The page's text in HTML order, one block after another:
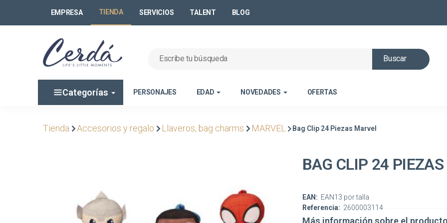
EMPRESA TIENDA SERVICIOS TALENT BLOG
Buscar
Categorías PERSONAJES EDAD NOVEDADES OFERTAS
Tienda Accesorios y regalo Llaveros, bag charms MARVEL Bag Clip 24 Piezas Marvel
BAG CLIP 24
Referencia: 2600003114
EAN: EAN13 por talla
Más información sobre el